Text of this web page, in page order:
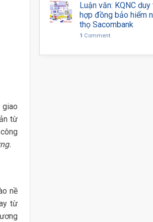
giao
từ
nề
từ
Luận văn: KQNC duy
hợp đồng bảo hiểm
thọ Sacombank
1 Comment